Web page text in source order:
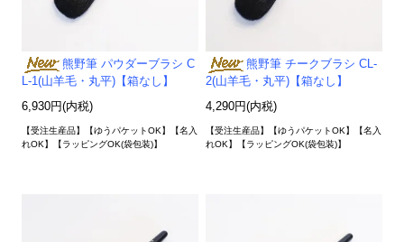
熊野筆 パウダーブラシ C
L-1(山羊毛・丸平)【箱なし】
6,930円(内税)
【受注生産品】【ゆうパケットOK】【名入
れOK】【ラッピングOK(袋包装)】
熊野筆 チークブラシ CL-
2(山羊毛・丸平)【箱なし】
4,290円(内税)
【受注生産品】【ゆうパケットOK】【名入
れOK】【ラッピングOK(袋包装)】